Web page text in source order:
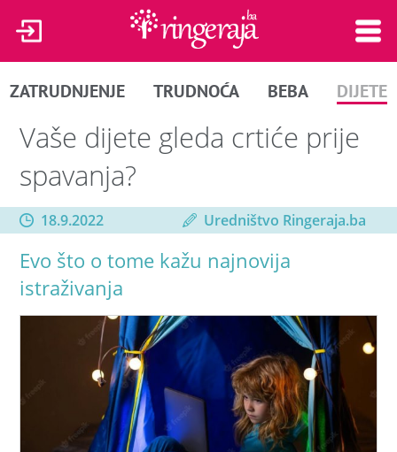
ZATRUDNJENJE TRUDNOĆA BEBA DIJETE
Vaše dijete gleda crtiće prije
spavanja?
18.9.2022 Uredništvo Ringeraja.ba
Evo što o tome kažu najnovija
istraživanja